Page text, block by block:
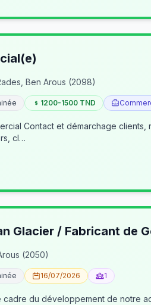
Ben Arous (2098)
1200-1500 TND
Contact et démarchage
cl…
Glacier / Fabricant de
(2050)
16/07/2026 1